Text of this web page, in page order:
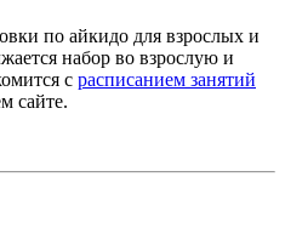
по айкидо для взрослых и
набор во взрослую и
с расписанием занятий
сайте.